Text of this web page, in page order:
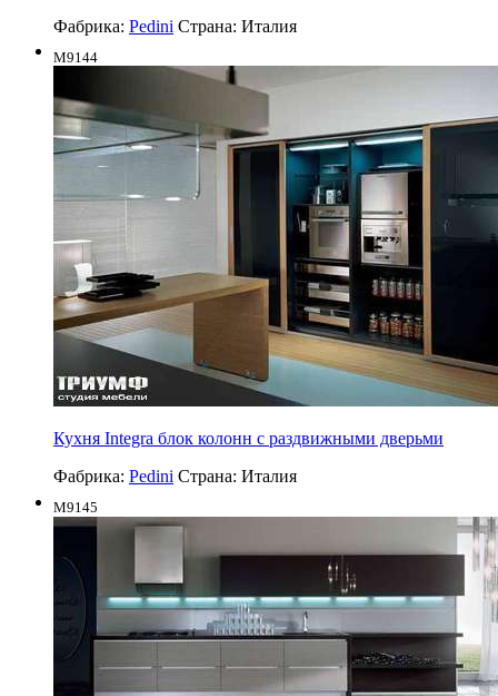
Фабрика: Pedini Страна: Италия
M9144
Кухня Integra блок колонн с раздвижными дверьми
Фабрика: Pedini Страна: Италия
M9145